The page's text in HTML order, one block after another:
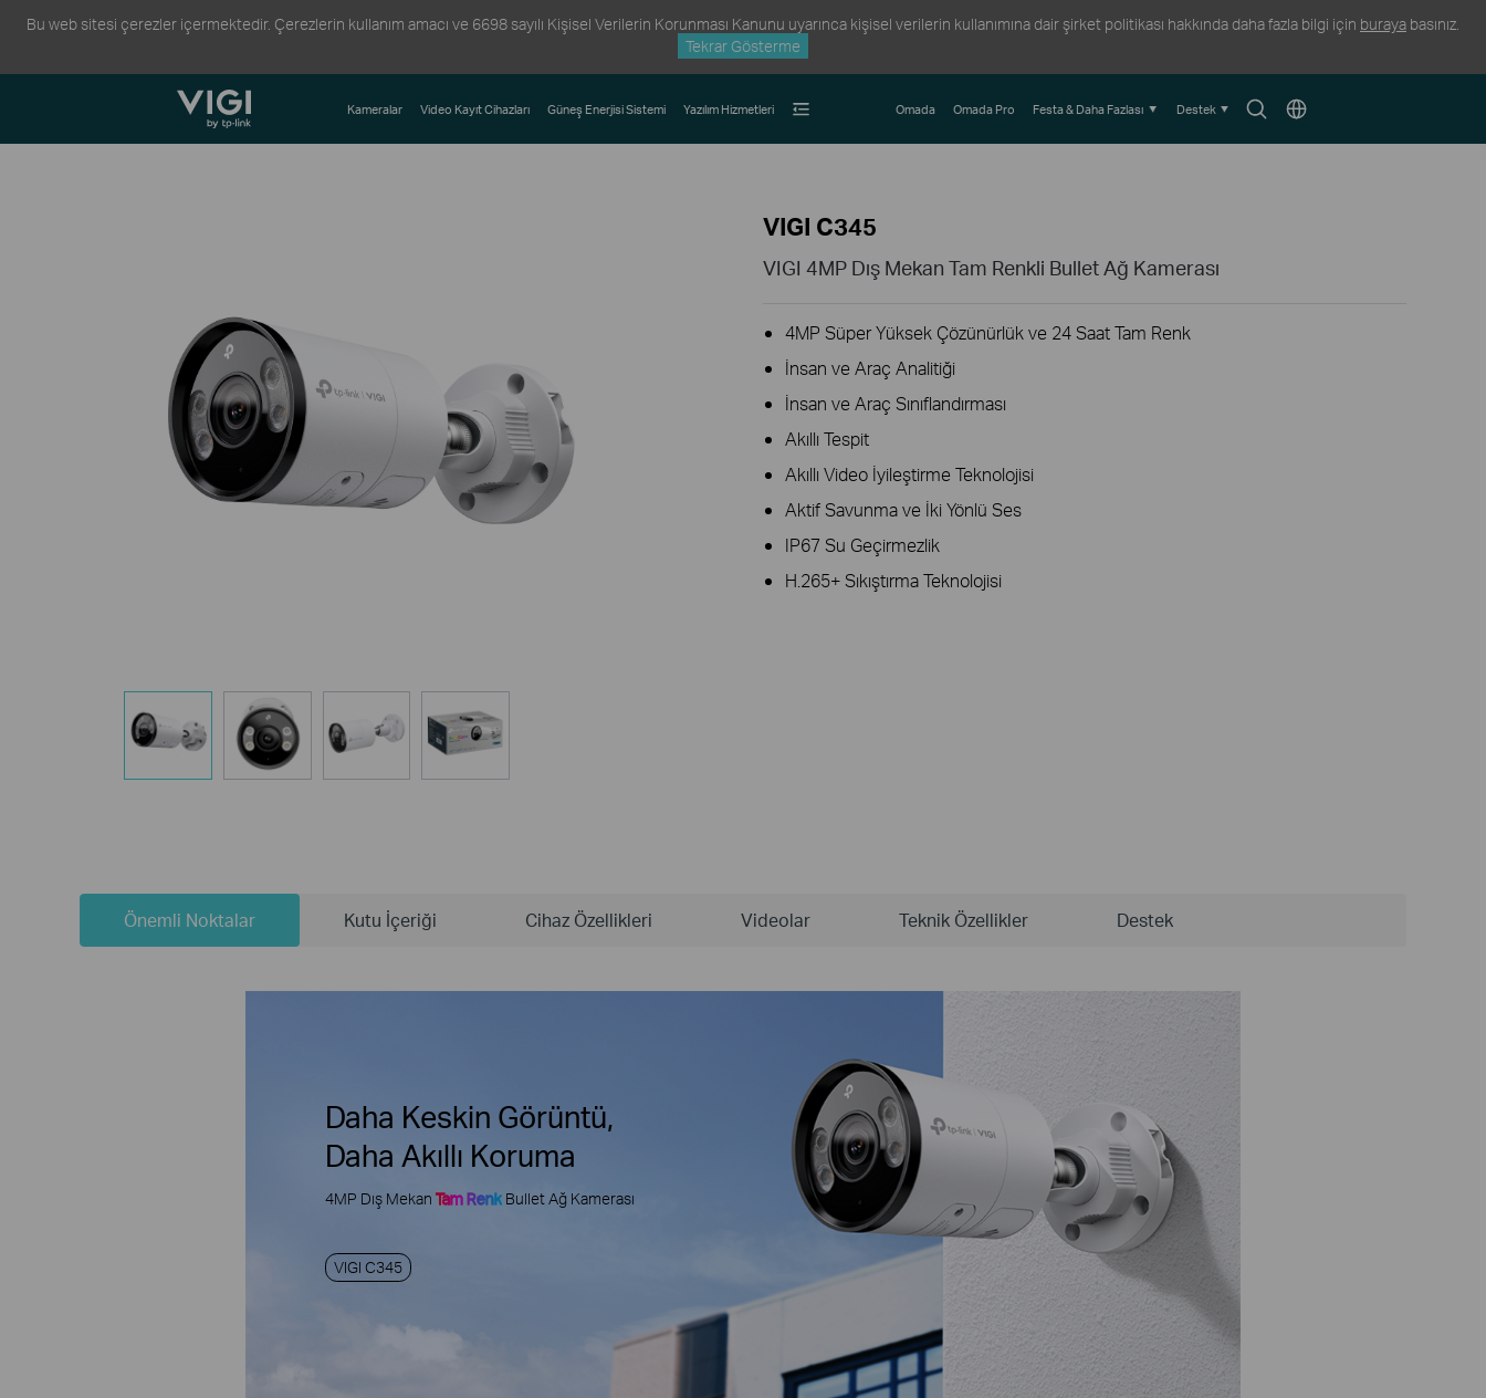
Bu web sitesi çerezler içermektedir. Çerezlerin kullanım amacı ve 6698 sayılı Kişisel Verilerin Korunması Kanunu uyarınca kişisel verilerin kullanımına dair şirket politikası hakkında daha fazla bilgi için buraya basınız.
Tekrar Gösterme
TP-Link, Reliably Smart
AramaKonum
Kameralar Video Kayıt Cihazları Güneş Enerjisi Sistemi Yazılım Hizmetleri Omada Omada Pro Festa & Daha Fazlası Destek
VIGI C345
VIGI 4MP Dış Mekan Tam Renkli Bullet Ağ Kamerası
4MP Süper Yüksek Çözünürlük ve 24 Saat Tam Renk
İnsan ve Araç Analitiği
İnsan ve Araç Sınıflandırması
Akıllı Tespit
Akıllı Video İyileştirme Teknolojisi
Aktif Savunma ve İki Yönlü Ses
IP67 Su Geçirmezlik
H.265+ Sıkıştırma Teknolojisi
Önemli Noktalar Kutu İçeriği Cihaz Özellikleri Videolar Teknik Özellikler Destek
Daha Keskin Görüntü,
Daha Akıllı Koruma
4MP Dış Mekan Tam Renk Bullet Ağ Kamerası
VIGI C345